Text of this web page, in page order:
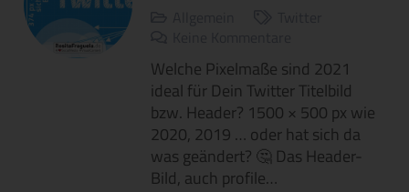
Welche Pixelmaße sind 2021
ideal für Dein Twitter Titelbild
bzw. Header? 1500 × 500 px wie
2020, 2019 … oder hat sich da
was geändert? 🤔 Das Header-
Bild, auch profile…